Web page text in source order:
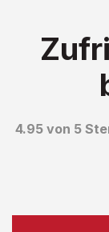
4.95 von 5